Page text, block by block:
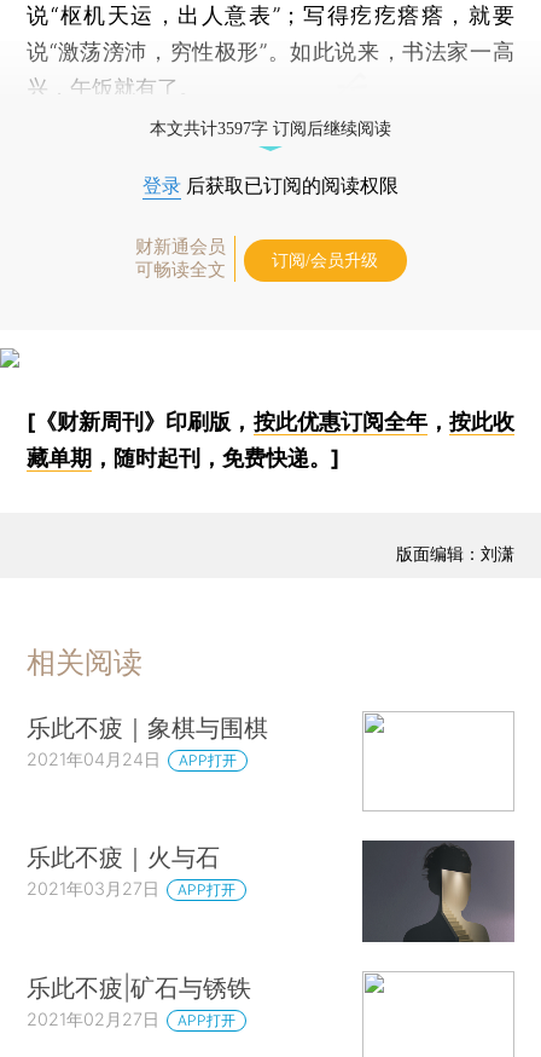
说“枢机天运，出人意表”；写得疙疙瘩瘩，就要
说“激荡滂沛，穷性极形”。如此说来，书法家一高
兴，午饭就有了。
本文共计3597字 订阅后继续阅读
登录 后获取已订阅的阅读权限
财新通会员
可畅读全文
订阅/会员升级
[《财新周刊》印刷版， 按此优惠订阅全年， 按此收
藏单期 ，随时起刊，免费快递。]
版面编辑：刘潇
相关阅读
乐此不疲｜象棋与围棋
2021年04月24日 APP打开
乐此不疲｜火与石
2021年03月27日 APP打开
乐此不疲|矿石与锈铁
2021年02月27日 APP打开